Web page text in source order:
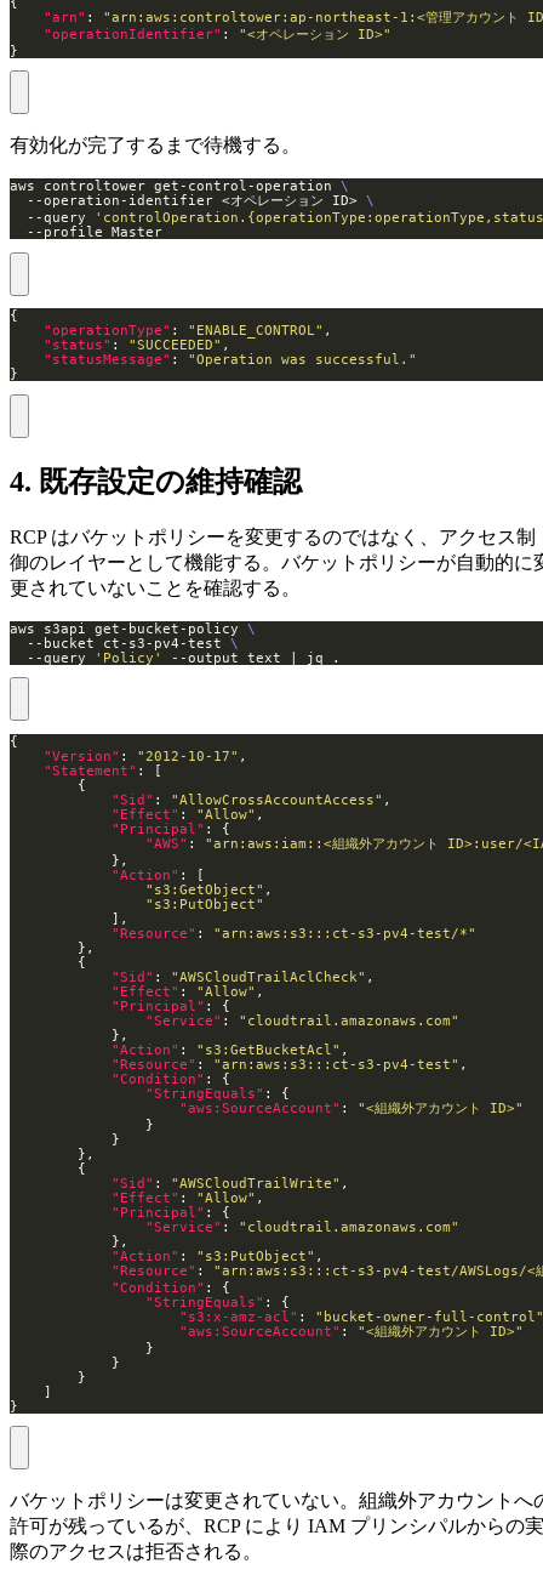
"arn" : "arn:aws:controltower:ap-northeast-1:<管理アカウン
"operationIdentifier" : "<オペレーション ID>"
}
有効化が完了するまで待機する。
aws controltower get-control-operation
  --operation-identifier <オペレーション ID>
  --query
  --profile Master
"operationType" : "ENABLE_CONTROL"
"status" : "SUCCEEDED"
"statusMessage" : "Operation was successful."
}
4. 既存設定の維持確認
RCP はバケットポリシーを変更するのではなく、アクセス制
御のレイヤーとして機能する。バケットポリシーが自動的に
更されていないことを確認する。
aws s3api get-bucket-policy
  --bucket ct-s3-pv4-test
  --query
'Policy' --output text | jq .
"Version" : "2012-10-17"
"Statement"
"Sid" : "AllowCrossAccountAccess"
"Effect" : "Allow"
"Principal"
"AWS" : "arn:aws:iam::<組織外アカウント ID>:user/
"Action"
"s3:GetObject"
"s3:PutObject"
"Resource" : "arn:aws:s3:::ct-s3-pv4-test/*"
"Sid" : "AWSCloudTrailAclCheck"
"Effect" : "Allow"
"Principal"
"Service" : "cloudtrail.amazonaws.com"
"Action" : "s3:GetBucketAcl"
"Resource" : "arn:aws:s3:::ct-s3-pv4-test"
"Condition"
"StringEquals"
"aws:SourceAccount" : "<組織外アカウント ID>"
"Sid" : "AWSCloudTrailWrite"
"Effect" : "Allow"
"Principal"
"Service" : "cloudtrail.amazonaws.com"
"Action" : "s3:PutObject"
"Resource" : "arn:aws:s3:::ct-s3-pv4-test/AWSLogs/<組
"Condition"
"StringEquals"
"s3:x-amz-acl" : "bucket-owner-full-control"
"aws:SourceAccount" : "<組織外アカウント ID>"
}
バケットポリシーは変更されていない。組織外アカウントへ
許可が残っているが、RCP により IAM プリンシパルからの実
際のアクセスは拒否される。